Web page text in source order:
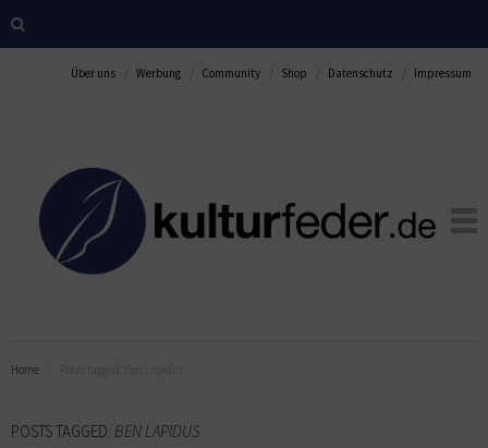
Über uns Werbung Community Shop Datenschutz Impressum
Home
POSTS TAGGED: BEN LAPIDUS